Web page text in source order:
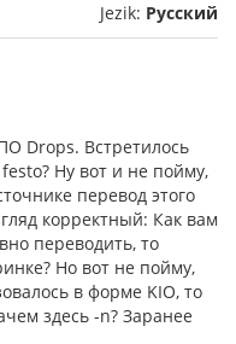
Jezik: Русский
Drops. Встретилось
Ну вот и не пойму,
перевод этого
корректный: Как вам
переводить, то
Но вот не пойму,
в форме KIO, то
здесь -n? Заранее